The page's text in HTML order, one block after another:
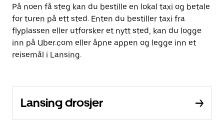
På noen få steg kan du bestille en lokal taxi og betale
for turen på ett sted. Enten du bestiller taxi fra
flyplassen eller utforsker et nytt sted, kan du logge
inn på Uber.com eller åpne appen og legge inn et
reisemål i Lansing.
Lansing drosjer